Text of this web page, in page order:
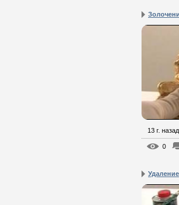
13 г. назад
0